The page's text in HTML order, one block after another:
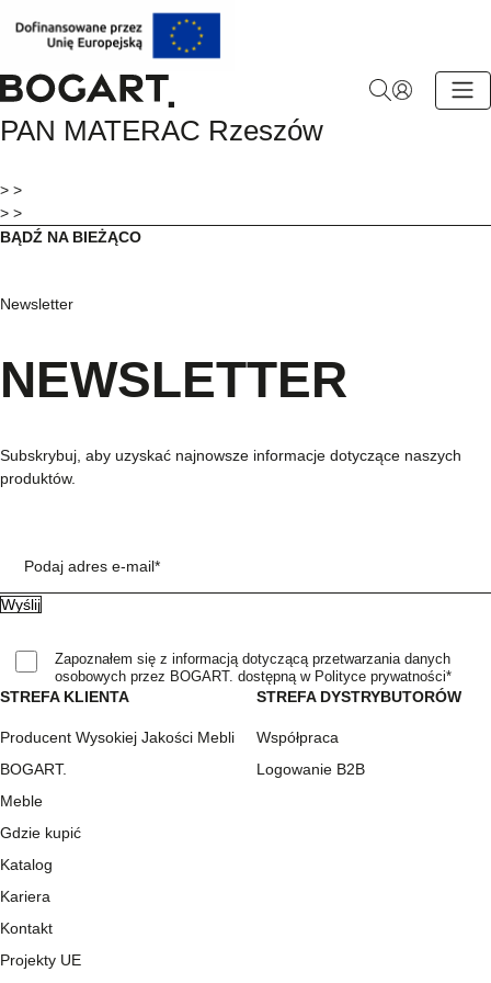
BOGART.
-
główna
PAN MATERAC Rzeszów
> >
> >
STREFA KLIENTA
Producent Wysokiej Jakości Mebli
BOGART.
Meble
Gdzie kupić
Katalog
Kariera
Kontakt
Projekty UE
STREFA DYSTRYBUTORÓW
Współpraca
Logowanie B2B
BĄDŹ NA BIEŻĄCO
Newsletter
NEWSLETTER
Subskrybuj, aby uzyskać najnowsze informacje dotyczące naszych
produktów.
Podaj adres e-mail*
Zapoznałem się z informacją dotyczącą przetwarzania danych
osobowych przez BOGART. dostępną w Polityce prywatności*